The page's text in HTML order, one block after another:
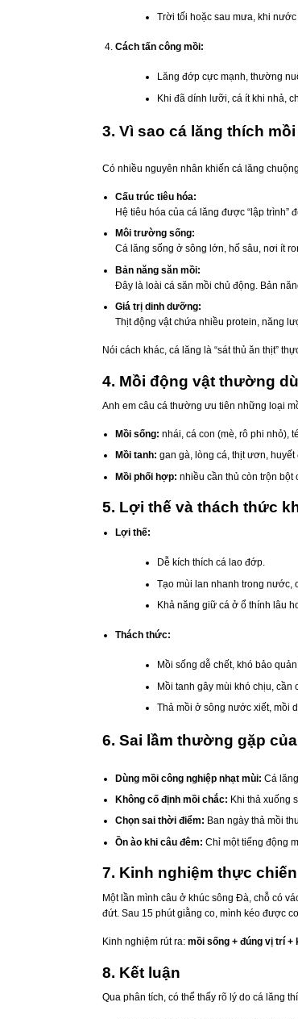
Trời tối hoặc sau mưa, khi
Cách tấn công mồi:
Lăng đớp cực mạnh, thường
Khi đã dính lưỡi, cá ít khi nhả,
3. Vì sao cá lăng thích
Có nhiều nguyên nhân khiến cá lăng
Cấu trúc tiêu hóa:
Hệ tiêu hóa của cá lăng được “lập trình”
Môi trường sống:
Cá lăng sống ở sông lớn, hố sâu, nơi ít
Bản năng săn mồi:
Đây là loài cá săn mồi chủ động. Bản
Giá trị dinh dưỡng:
Thịt động vật chứa nhiều protein, năng
Nói cách khác, cá lăng là “sát thủ ăn thịt”
4. Mồi động vật thường
Anh em câu cá thường ưu tiên những loại
Mồi sống: nhái, cá con (mè, rô phi nhỏ),
Mồi tanh: gan gà, lòng cá, thịt ươn,
Mồi phối hợp: nhiều cần thủ còn trộn bột
5. Lợi thế và thách thức
Lợi thế:
Dễ kích thích cá lao đớp.
Tạo mùi lan nhanh trong nước,
Khả năng giữ cá ở ổ thính lâu
Thách thức:
Mồi sống dễ chết, khó bảo
Mồi tanh gây mùi khó chịu, cần
Thả mồi ở sông nước xiết, mồi
6. Sai lầm thường gặp
Dùng mồi công nghiệp nhạt mùi: Cá
Không cố định mồi chắc: Khi thả xuống
Chọn sai thời điểm: Ban ngày thả mồi
Ồn ào khi câu đêm: Chỉ một tiếng động
7. Kinh nghiệm thực chiến
Một lần mình câu ở khúc sông Đà, chỗ có
đứt. Sau 15 phút giằng co, mình kéo được
Kinh nghiệm rút ra: mồi sống + đúng vị trí +
8. Kết luận
Qua phân tích, có thể thấy rõ lý do cá lăng